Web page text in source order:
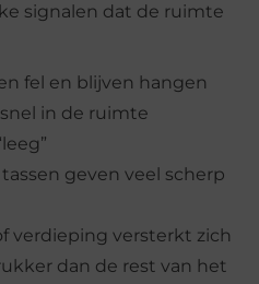
signalen dat de ruimte
fel en blijven hangen
in de ruimte
geven veel scherp
verdieping versterkt zich
dan de rest van het